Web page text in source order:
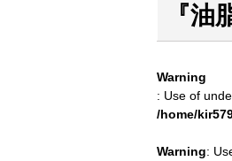
『
Warning
: Use of
/home/
Warning: